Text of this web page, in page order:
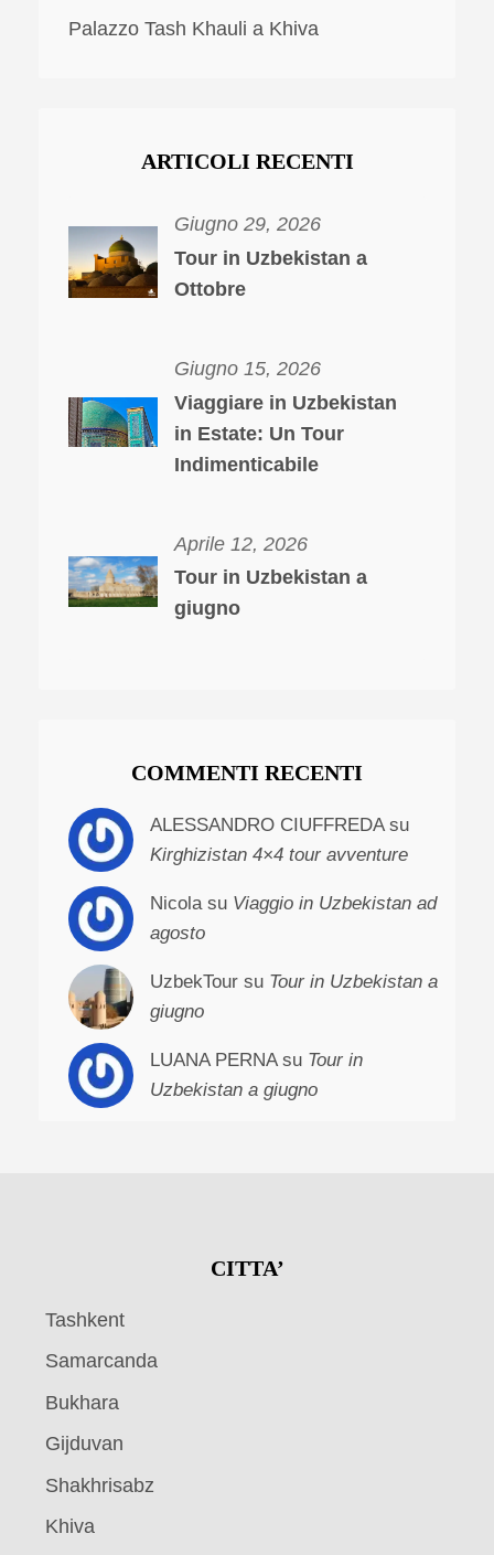
Palazzo Tash Khauli a Khiva
ARTICOLI RECENTI
Giugno 29, 2026
Tour in Uzbekistan a
Ottobre
Giugno 15, 2026
Viaggiare in Uzbekistan
in Estate: Un Tour
Indimenticabile
Aprile 12, 2026
Tour in Uzbekistan a
giugno
COMMENTI RECENTI
ALESSANDRO CIUFFREDA su
Kirghizistan 4×4 tour avventure
Nicola su Viaggio in Uzbekistan ad
agosto
UzbekTour su Tour in Uzbekistan a
giugno
LUANA PERNA su Tour in
Uzbekistan a giugno
CITTA’
Tashkent
Samarcanda
Bukhara
Gijduvan
Shakhrisabz
Khiva